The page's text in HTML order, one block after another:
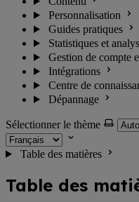
Personnalisation
Guides pratiques
Statistiques et
Gestion de compte
Intégrations
Centre de
Dépannage
Sélectionner le thème
Table des matières
Table des